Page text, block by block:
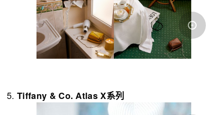
Tiffany & Co. Atlas X系列